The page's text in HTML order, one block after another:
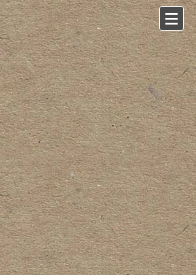
Back to catalog